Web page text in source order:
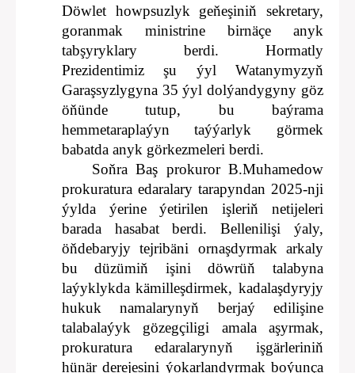
Döwlet howpsuzlyk geňeşiniň sekretary,
goranmak ministrine birnäçe anyk
tabşyryklary berdi. Hormatly
Prezidentimiz şu ýyl Watanymyzyň
Garaşsyzlygyna 35 ýyl dolýandygyny göz
öňünde tutup, bu baýrama
hemmetaraplaýyn taýýarlyk görmek
babatda anyk görkezmeleri berdi.
Soňra Baş prokuror B.Muhamedow
prokuratura edaralary tarapyndan 2025-nji
ýylda ýerine ýetirilen işleriň netijeleri
barada hasabat berdi. Bellenilişi ýaly,
öňdebaryjy tejribäni ornaşdyrmak arkaly
bu düzümiň işini döwrüň talabyna
laýyklykda kämilleşdirmek, kadalaşdyryjy
hukuk namalarynyň berjaý edilişine
talabalaýyk gözegçiligi amala aşyrmak,
prokuratura edaralarynyň işgärleriniň
hünär derejesini ýokarlandyrmak boýunça